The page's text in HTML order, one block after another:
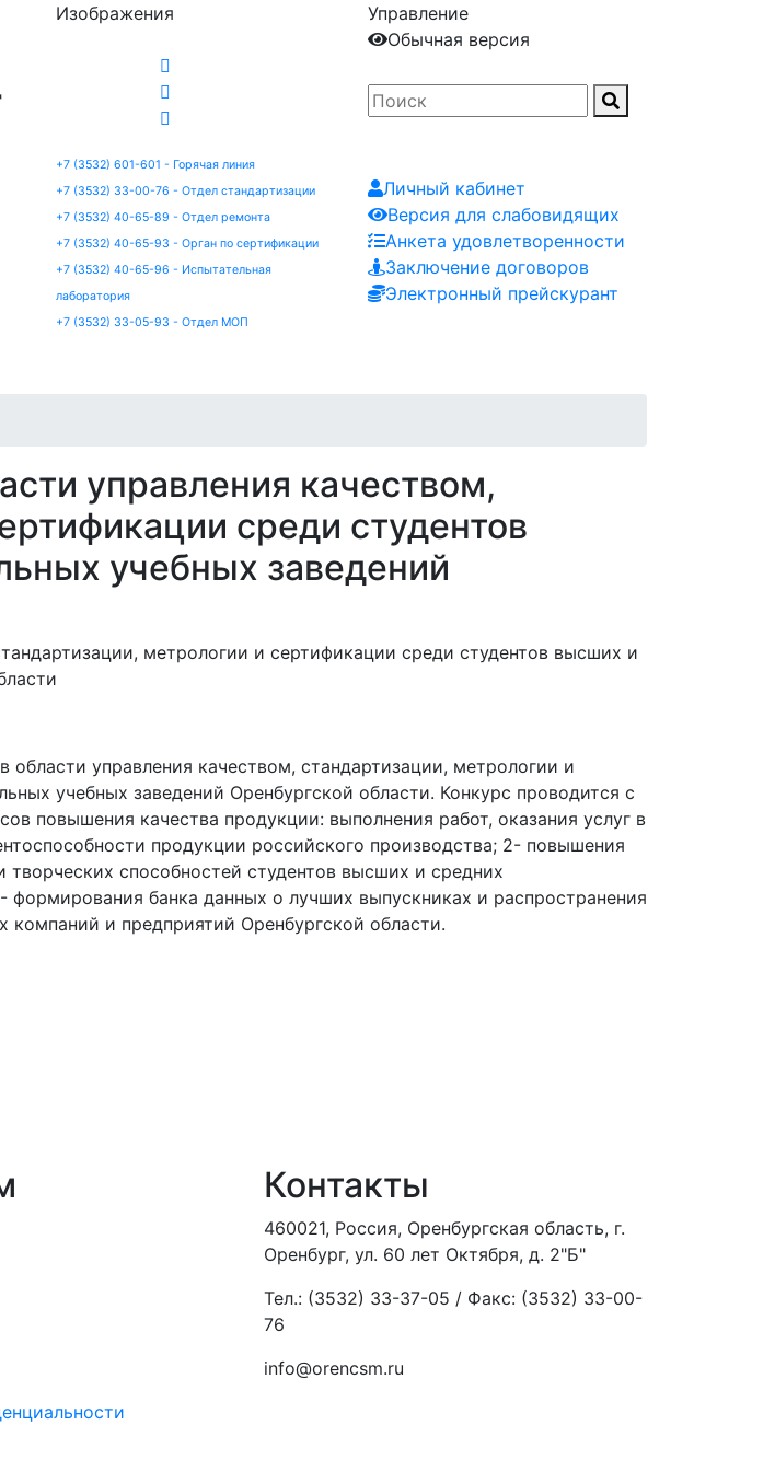
Изображения
Управление
Обычная версия
+7 (3532) 601-601 - Горячая линия
+7 (3532) 33-00-76 - Отдел стандартизации
+7 (3532) 40-65-89 - Отдел ремонта
+7 (3532) 40-65-93 - Орган по сертификации
+7 (3532) 40-65-96 - Испытательная
лаборатория
+7 (3532) 33-05-93 - Отдел МОП
Личный кабинет
Версия для слабовидящих
Анкета удовлетворенности
Заключение договоров
Электронный прейскурант
управления качеством,
среди студентов
учебных заведений
управления качеством, стандартизации, метрологии и
учебных заведений Оренбургской области. Конкурс проводится с
повышения качества продукции: выполнения работ, оказания услуг в
продукции российского производства; 2- повышения
творческих способностей студентов высших и средних
банка данных о лучших выпускниках и распространения
и предприятий Оренбургской области.
Контакты
460021, Россия, Оренбургская область, г.
Оренбург, ул. 60 лет Октября, д. 2"Б"
Тел.: (3532) 33-37-05 / Факс: (3532) 33-00-
76
info@orencsm.ru